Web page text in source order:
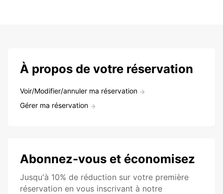
À propos de votre réservation
Voir/Modifier/annuler ma réservation
Gérer ma réservation
Abonnez-vous et économisez
Jusqu'à 10% de réduction sur votre première
réservation en vous inscrivant à notre